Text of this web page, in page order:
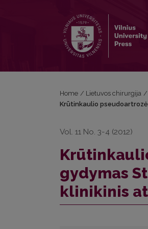
Home / Lietuvos chirurgija /
Krūtinkaulio
Vol. 11 No. 3-4 (2012)
gydymas
klinikinis